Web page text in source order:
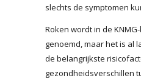
slechts de symptomen
Roken wordt in de
genoemd, maar het is al
de belangrijkste
gezondheidsverschillen